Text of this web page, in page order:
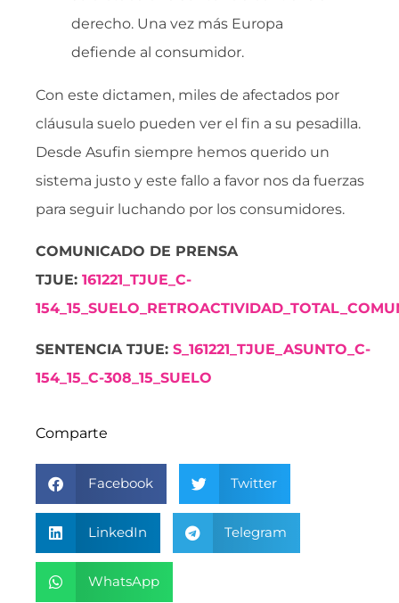
derecho. Una vez más Europa
defiende al consumidor.
Con este dictamen, miles de afectados por
cláusula suelo pueden ver el fin a su pesadilla.
Desde Asufin siempre hemos querido un
sistema justo y este fallo a favor nos da fuerzas
para seguir luchando por los consumidores.
COMUNICADO DE PRENSA
TJUE: 161221_TJUE_C-
SENTENCIA TJUE: S_161221_TJUE_ASUNTO_C-
154_15_C-308_15_SUELO
Comparte
Facebook Twitter
LinkedIn Telegram
WhatsApp